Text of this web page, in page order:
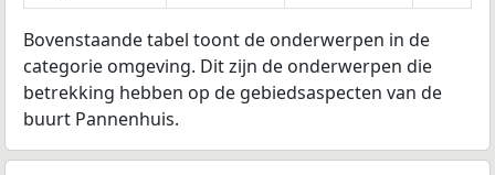
Bovenstaande tabel toont de onderwerpen in de
categorie omgeving. Dit zijn de onderwerpen die
betrekking hebben op de gebiedsaspecten van de
buurt Pannenhuis.